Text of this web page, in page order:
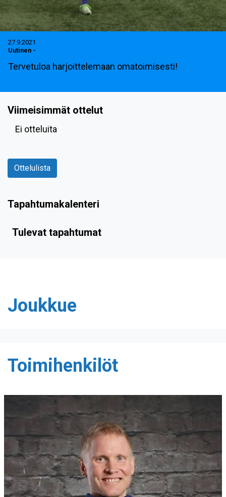
27.9.2021
Uutinen -
Tervetuloa harjoittelemaan omatoimisesti!
Viimeisimmät ottelut
Ei otteluita
Ottelulista
Tapahtumakalenteri
Tulevat tapahtumat
Joukkue
Toimihenkilöt